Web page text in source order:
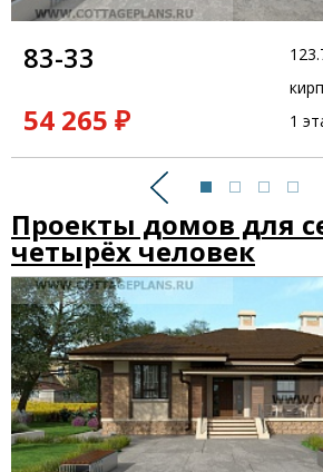
Предыдущий
83-33
54 265 ₽
1
Проекты домов для
четырёх человек